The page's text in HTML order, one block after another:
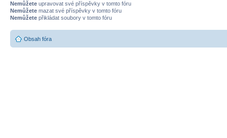
Nemůžete upravovat své příspěvky v tomto fóru
Nemůžete mazat své příspěvky v tomto fóru
Nemůžete přikládat soubory v tomto fóru
Obsah fóra